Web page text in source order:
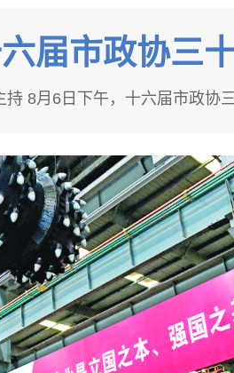
届市政协三
8月6日下午，十六届市政